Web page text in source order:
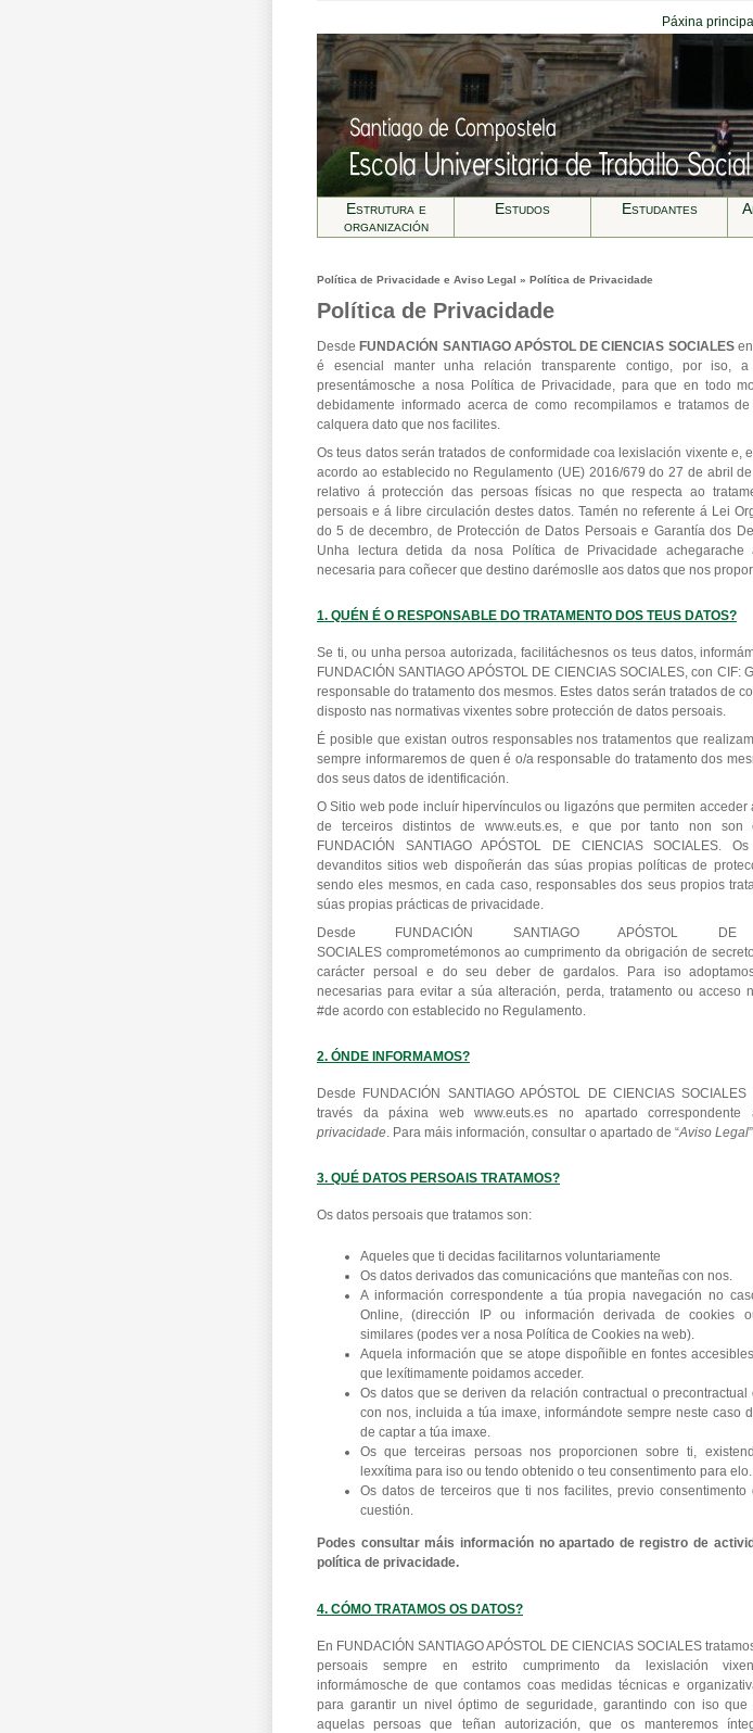
Páxina principal
Estrutura e
organización
Estudos Estudantes
Política de Privacidade e Aviso Legal » Política de Privacidade
Política de Privacidade
Desde FUNDACIÓN SANTIAGO APÓSTOL DE CIENCIAS SOCIALES
é esencial manter unha relación transparente contigo, por iso, a
presentámosche a nosa Política de Privacidade, para que en todo
debidamente informado acerca de como recompilamos e tratamos
calquera dato que nos facilites.
Os teus datos serán tratados de conformidade coa lexislación vixente e,
acordo ao establecido no Regulamento (UE) 2016/679 do 27 de abril
relativo á protección das persoas físicas no que respecta ao
persoais e á libre circulación destes datos. Tamén no referente á Lei
do 5 de decembro, de Protección de Datos Persoais e Garantía dos
Unha lectura detida da nosa Política de Privacidade achegarache
necesaria para coñecer que destino darémoslle aos datos que nos
1. QUÉN É O RESPONSABLE DO TRATAMENTO DOS TEUS DATOS?
Se ti, ou unha persoa autorizada, facilitáchesnos os teus datos,
FUNDACIÓN SANTIAGO APÓSTOL DE CIENCIAS SOCIALES, con CIF:
responsable do tratamento dos mesmos. Estes datos serán tratados de
disposto nas normativas vixentes sobre protección de datos persoais.
É posible que existan outros responsables nos tratamentos que
sempre informaremos de quen é o/a responsable do tratamento dos
dos seus datos de identificación.
O Sitio web pode incluír hipervínculos ou ligazóns que permiten acceder
de terceiros distintos de www.euts.es, e que por tanto non son
FUNDACIÓN SANTIAGO APÓSTOL DE CIENCIAS SOCIALES.
devanditos sitios web dispoñerán das súas propias políticas de
sendo eles mesmos, en cada caso, responsables dos seus propios
súas propias prácticas de privacidade.
Desde FUNDACIÓN SANTIAGO APÓSTOL DE
SOCIALES comprometémonos ao cumprimento da obrigación de
carácter persoal e do seu deber de gardalos. Para iso
necesarias para evitar a súa alteración, perda, tratamento ou acceso
#de acordo con establecido no Regulamento.
2. ÓNDE INFORMAMOS?
Desde FUNDACIÓN SANTIAGO APÓSTOL DE CIENCIAS
través da páxina web www.euts.es no apartado
privacidade. Para máis información, consultar o apartado de “Aviso Legal
3. QUÉ DATOS PERSOAIS TRATAMOS?
Os datos persoais que tratamos son:
Aqueles que ti decidas facilitarnos voluntariamente
Os datos derivados das comunicacións que manteñas con nos.
A información correspondente a túa propia navegación no
Online, (dirección IP ou información derivada de cookies
similares (podes ver a nosa Política de Cookies na web).
Aquela información que se atope dispoñible en fontes
que lexítimamente poidamos acceder.
Os datos que se deriven da relación contractual o precontractual
con nos, incluida a túa imaxe, informándote sempre neste caso
de captar a túa imaxe.
Os que terceiras persoas nos proporcionen sobre ti,
lexxítima para iso ou tendo obtenido o teu consentimento para elo.
Os datos de terceiros que ti nos facilites, previo consentimento
cuestión.
Podes consultar máis información no apartado de registro de
política de privacidade.
4. CÓMO TRATAMOS OS DATOS?
En FUNDACIÓN SANTIAGO APÓSTOL DE CIENCIAS SOCIALES
persoais sempre en estrito cumprimento da lexislación
informámosche de que contamos coas medidas técnicas e
para garantir un nivel óptimo de seguridade, garantindo con iso que
aquelas persoas que teñan autorización, que os manteremos